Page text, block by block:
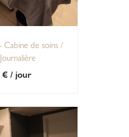
Cabine de soins /
€ / jour